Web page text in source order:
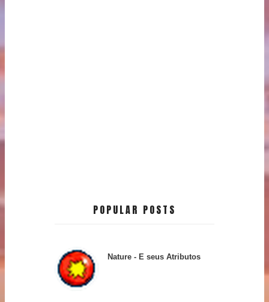
POPULAR POSTS
Nature - E seus Atributos